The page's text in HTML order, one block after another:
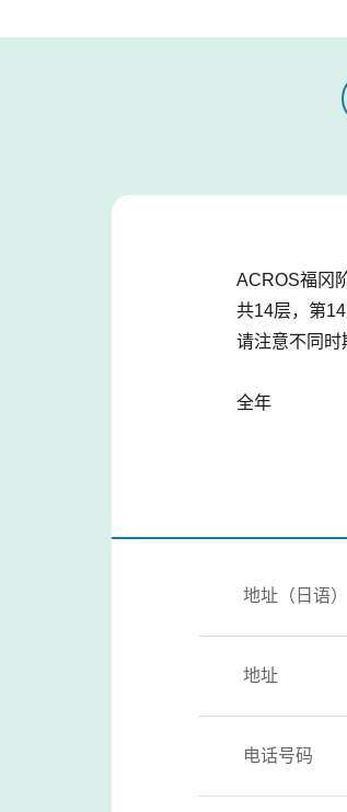
ACROS福冈
共14层，第
请注意不同时
全年
地址（日语）
地址
电话号码